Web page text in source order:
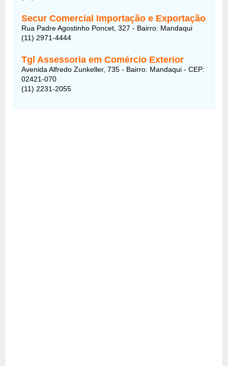
Secur Comercial Importação e Exportação
Rua Padre Agostinho Poncet, 327 - Bairro: Mandaqui
(11) 2971-4444
Tgl Assessoria em Comércio Exterior
Avenida Alfredo Zunkeller, 735 - Bairro: Mandaqui - CEP:
02421-070
(11) 2231-2055